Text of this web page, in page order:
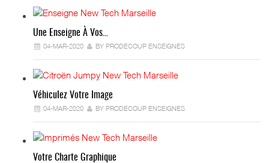
Une Enseigne À Vos…
04-MAR-2020 BY PRODECOUP ENSEIGNES
Véhiculez Votre Image
04-MAR-2020 BY PRODECOUP ENSEIGNES
Votre Charte Graphique